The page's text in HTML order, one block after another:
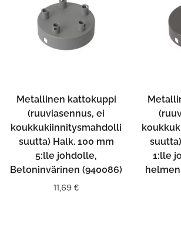
Metallinen kattokuppi
(ruuviasennus, ei
koukkukiinnitysmahdolli
suutta) Halk. 100 mm
5:lle johdolle,
Betoninvärinen (940086)
11,69 €
1:lle